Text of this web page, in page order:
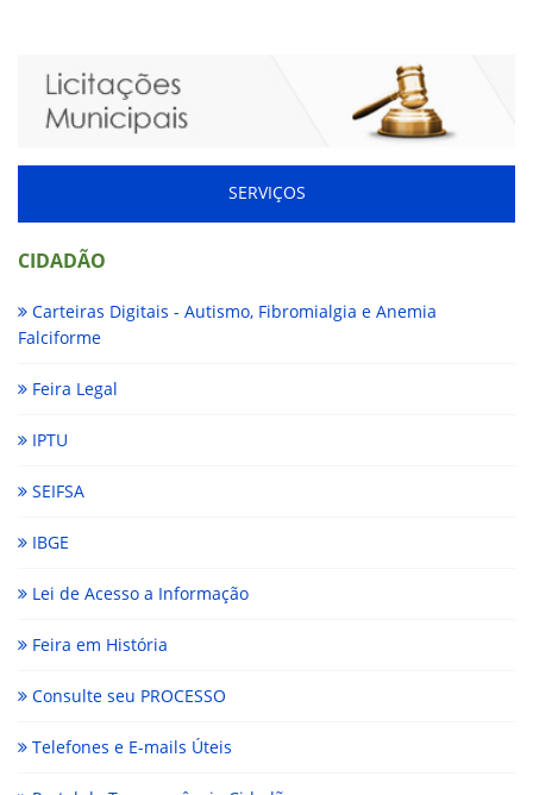
SERVIÇOS
CIDADÃO
Carteiras Digitais - Autismo, Fibromialgia e Anemia
Falciforme
Feira Legal
IPTU
SEIFSA
IBGE
Lei de Acesso a Informação
Feira em História
Consulte seu PROCESSO
Telefones e E-mails Úteis